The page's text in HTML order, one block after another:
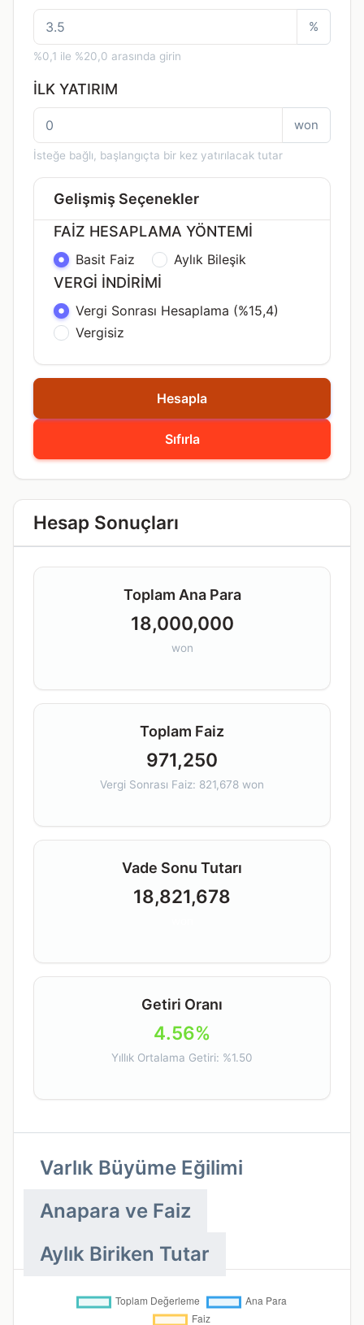
%
%0,1 ile %20,0 arasında girin
İLK YATIRIM
won
İsteğe bağlı, başlangıçta bir kez yatırılacak tutar
Gelişmiş Seçenekler
FAIZ HESAPLAMA YÖNTEMI
Basit Faiz Aylık Bileşik
VERGI İNDIRIMI
Vergi Sonrası Hesaplama (%15,4)
Vergisiz
Sıfırla
Hesapla
Hesap Sonuçları
Toplam Ana Para
18,000,000
won
Toplam Faiz
971,250
Vergi Sonrası Faiz: 821,678 won
Vade Sonu Tutarı
18,821,678
Getiri Oranı
4.56%
Yıllık Ortalama Getiri: %1.50
Varlık Büyüme Eğilimi
Anapara ve Faiz
Aylık Biriken Tutar